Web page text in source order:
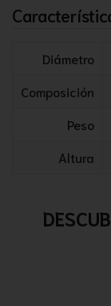
Diámetro
Composición
Peso
Altura